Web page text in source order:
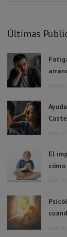
Últimas
agosto
julio 27,
El
julio
junio 6,